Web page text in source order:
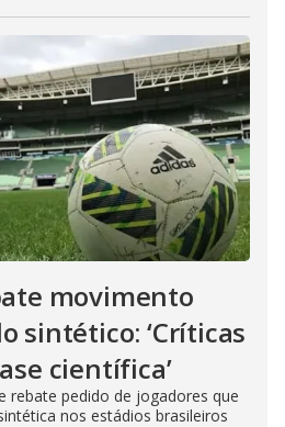
movimento
sintético: ‘Críticas
científica’
rebate pedido de jogadores que
nos estádios brasileiros